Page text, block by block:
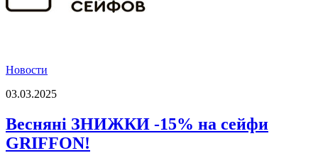
Новости
03.03.2025
Весняні ЗНИЖКИ -15% на сейфи
GRIFFON!